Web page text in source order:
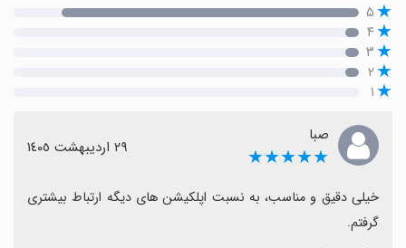
۵
۴
۳
۲
۱
صبا
★★★★★ ٢٩ اردیبهشت ١٤٠٥
گرفتم.